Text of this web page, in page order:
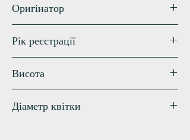
Оригінатор
Рік реєстрації
Висота
Діаметр квітки